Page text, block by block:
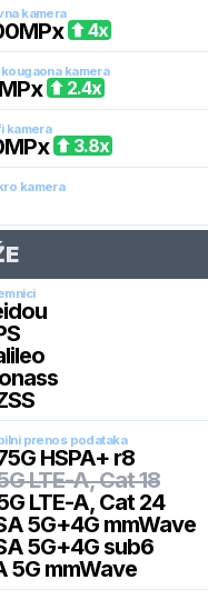
kamera
MPx 4x
kamera
MPx 2.4x
kamera
MPx 3.8x
kamera
prenos podataka
HSPA+ r8
LTE-A, Cat 18
LTE-A, Cat 24
5G+4G mmWave
5G+4G sub6
5G mmWave